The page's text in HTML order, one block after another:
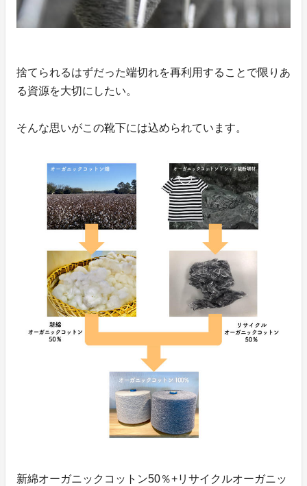
捨てられるはずだった端切れを再利用することで限りあ
る資源を大切にしたい。
そんな思いがこの靴下には込められています。
新綿オーガニックコットン50％+リサイクルオーガニッ